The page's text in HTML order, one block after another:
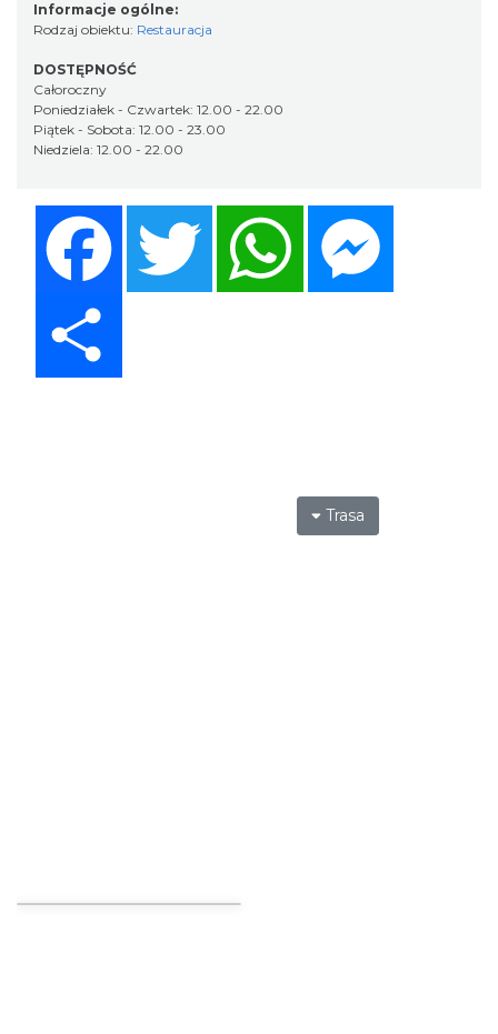
Informacje ogólne:
Rodzaj obiektu: Restauracja
DOSTĘPNOŚĆ
Całoroczny
Poniedziałek - Czwartek: 12.00 - 22.00
Piątek - Sobota: 12.00 - 23.00
Niedziela: 12.00 - 22.00
Twitter WhatsApp
Trasa